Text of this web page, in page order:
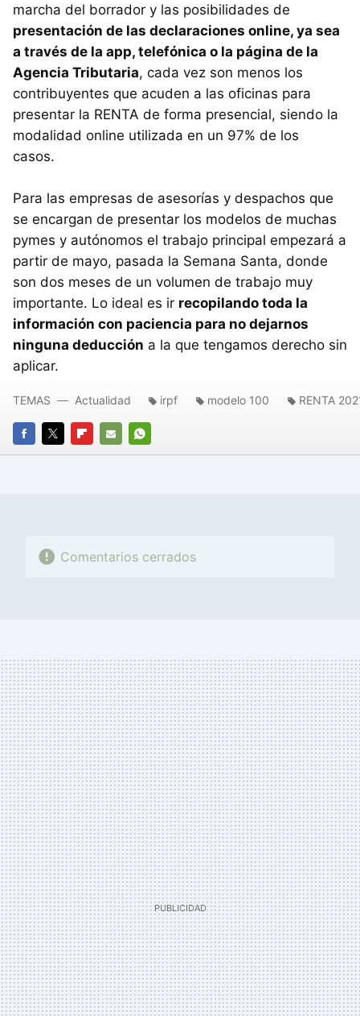
marcha del borrador y las posibilidades de
presentación de las declaraciones online, ya sea
a través de la app, telefónica o la página de la
Agencia Tributaria, cada vez son menos los
contribuyentes que acuden a las oficinas para
presentar la RENTA de forma presencial, siendo la
modalidad online utilizada en un 97% de los
casos.
Para las empresas de asesorías y despachos que
se encargan de presentar los modelos de muchas
pymes y autónomos el trabajo principal empezará a
partir de mayo, pasada la Semana Santa, donde
son dos meses de un volumen de trabajo muy
importante. Lo ideal es ir recopilando toda la
información con paciencia para no dejarnos
ninguna deducción a la que tengamos derecho sin
aplicar.
FACEBOOK
TWITTERFLIPBOARD
E-
WHATSAPP
TEMAS Actualidad irpf modelo 100 RENTA
Comentarios cerrados